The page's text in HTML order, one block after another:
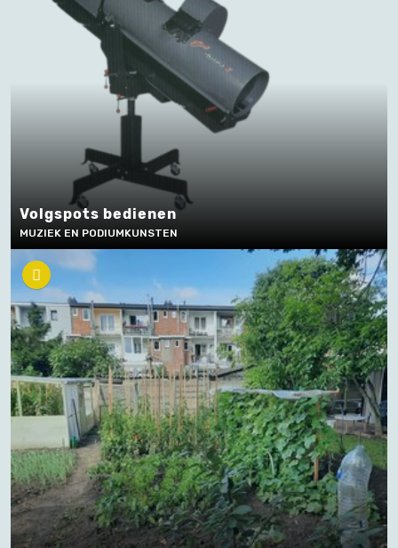
Volgspots bedienen
MUZIEK EN PODIUMKUNSTEN